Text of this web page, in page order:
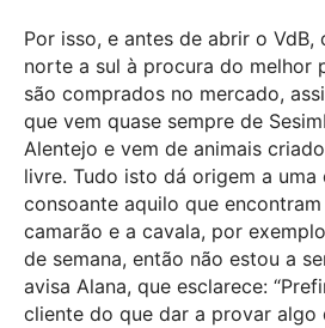
Por isso, e antes de abrir o VdB,
norte a sul à procura do melhor
são comprados no mercado,
que vem quase sempre de
Alentejo e vem de animais
livre. Tudo isto dá origem a uma
consoante aquilo que encontram
camarão e a cavala, por
de semana, então não estou a
avisa Alana, que esclarece:
cliente do que dar a provar algo